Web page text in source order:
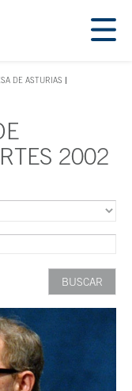
principal
DE ASTURIAS
2002